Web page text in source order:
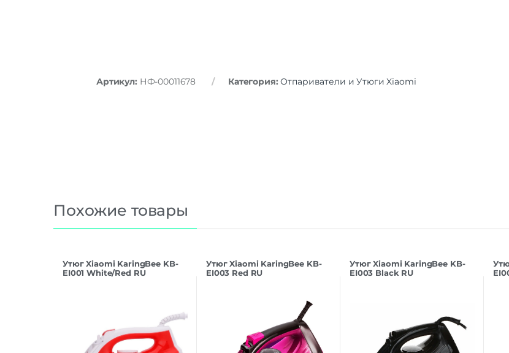
Артикул: НФ-00011678 Категория:Отпариватели и Утюги Xiaomi
Похожие товары
Утюг Xiaomi KaringBee KB-
EI001 White/Red RU
Утюг Xiaomi KaringBee KB-
EI003 Red RU
Утюг Xiaomi KaringBee KB-
EI003 Black RU